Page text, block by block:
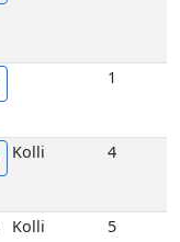
Kolli 4
Kolli 1